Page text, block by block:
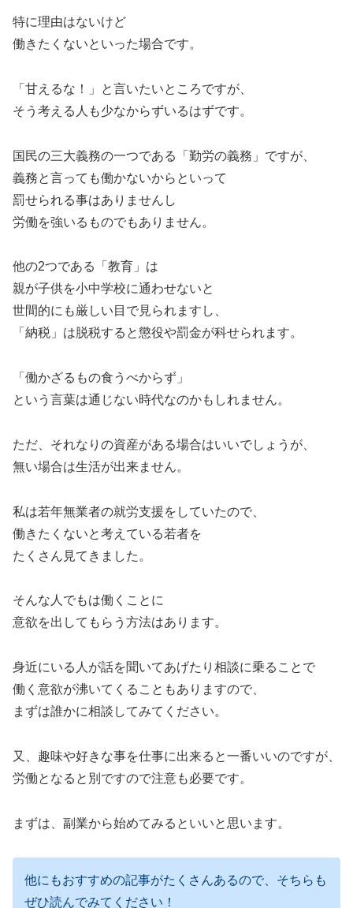
特に理由はないけど
働きたくないといった場合です。
「甘えるな！」と言いたいところですが、
そう考える人も少なからずいるはずです。
国民の三大義務の一つである「勤労の義務」ですが、
義務と言っても働かないからといって
罰せられる事はありませんし
労働を強いるものでもありません。
他の2つである「教育」は
親が子供を小中学校に通わせないと
世間的にも厳しい目で見られますし、
「納税」は脱税すると懲役や罰金が科せられます。
「働かざるもの食うべからず」
という言葉は通じない時代なのかもしれません。
ただ、それなりの資産がある場合はいいでしょうが、
無い場合は生活が出来ません。
私は若年無業者の就労支援をしていたので、
働きたくないと考えている若者を
たくさん見てきました。
そんな人でもは働くことに
意欲を出してもらう方法はあります。
身近にいる人が話を聞いてあげたり相談に乗ることで
働く意欲が沸いてくることもありますので、
まずは誰かに相談してみてください。
又、趣味や好きな事を仕事に出来ると一番いいのですが、
労働となると別ですので注意も必要です。
まずは、副業から始めてみるといいと思います。
他にもおすすめの記事がたくさんあるので、そちらも
ぜひ読んでみてください！